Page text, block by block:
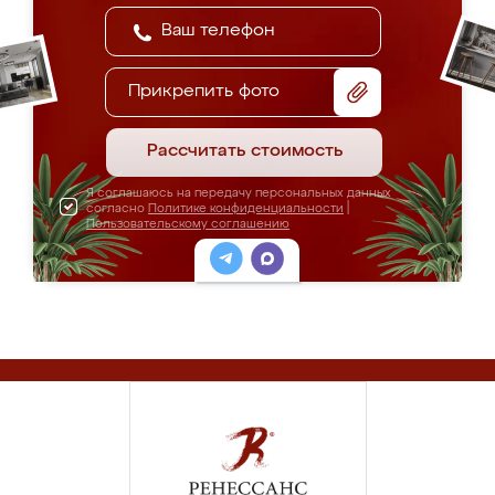
Прикрепить фото
Рассчитать стоимость
Я соглашаюсь на передачу персональных данных
согласно Политике конфиденциальности
Пользовательскому соглашению